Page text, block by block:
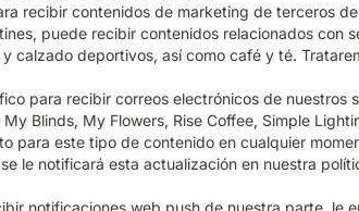
recibir contenidos de marketing de terceros
puede recibir contenidos relacionados
calzado deportivos, así como café y té.
para recibir correos electrónicos de
Blinds, My Flowers, Rise Coffee, Simple
para este tipo de contenido en cualquier
le notificará esta actualización en nuestra
notificaciones web push de nuestra parte, le